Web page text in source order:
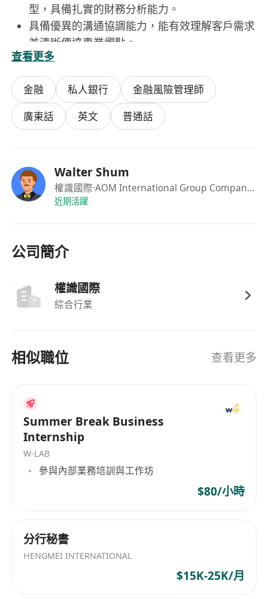
型，具備扎實的財務分析能力。
具備優異的溝通協調能力，能有效理解客戶需求
並清晰傳達專業觀點。
工作主動、條理清晰，能獨立處理複雜事務，並
在壓力下保持高效執行力。
查看更多
金融 私人銀行
金融風險管理師
廣東話
英文 普通話
Walter Shum
權識國際·AOM International Group Company Limited
近期活躍
公司簡介
權識國際
綜合行業
相似職位 查看更多
Summer Break Business
Internship
W-LAB
參與內部業務培訓與工作坊
$80/小時
分行秘書
HENGMEI INTERNATIONAL
$15K-25K/月